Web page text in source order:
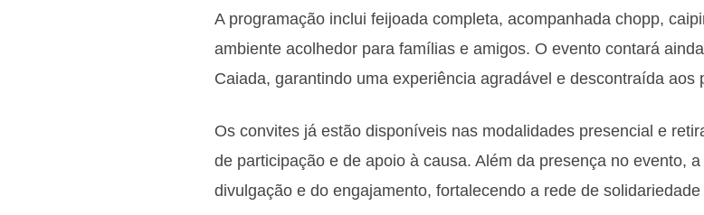
A programação inclui feijoada completa, acompanhada chopp,
ambiente acolhedor para famílias e amigos. O evento contará
Caiada, garantindo uma experiência agradável e descontraída aos
Os convites já estão disponíveis nas modalidades presencial e
de participação e de apoio à causa. Além da presença no evento,
divulgação e do engajamento, fortalecendo a rede de